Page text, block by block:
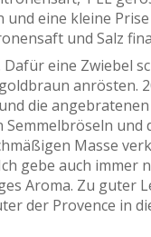
eine kleine
und Salz
eine Zwiebel
anrösten.
die
und
Masse
gebe auch immer
Aroma. Zu guter
der Provence in